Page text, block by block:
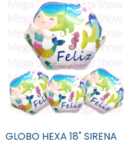
GLOBO HEXA 18" SIRENA